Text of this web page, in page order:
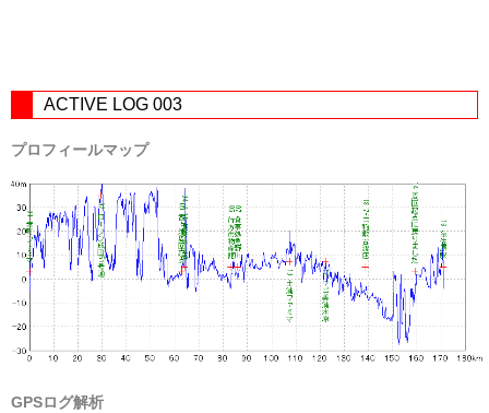
ACTIVE LOG 003
プロフィールマップ
GPSログ解析